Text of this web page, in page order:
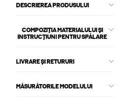
DESCRIEREA PRODUSULUI
COMPOZIȚIA MATERIALULUI ȘI
INSTRUCȚIUNI PENTRU SPĂLARE
LIVRARE ȘI RETURURI
MĂSURĂTORILE MODELULUI